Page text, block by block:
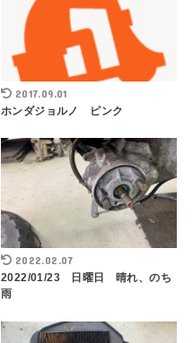
2017.09.01
ホンダジョルノ ピンク
2022.02.07
2022/01/23 日曜日 晴れ、のち
雨